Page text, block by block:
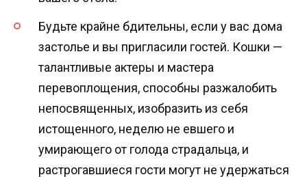
Будьте крайне бдительны, если у вас дома
застолье и вы пригласили гостей. Кошки —
талантливые актеры и мастера
перевоплощения, способны разжалобить
непосвященных, изобразить из себя
истощенного, неделю не евшего и
умирающего от голода страдальца, и
растрогавшиеся гости могут не удержаться